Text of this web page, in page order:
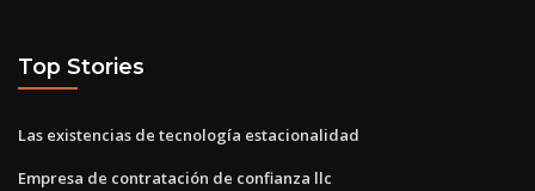
Top Stories
Las existencias de tecnología estacionalidad
Empresa de contratación de confianza llc